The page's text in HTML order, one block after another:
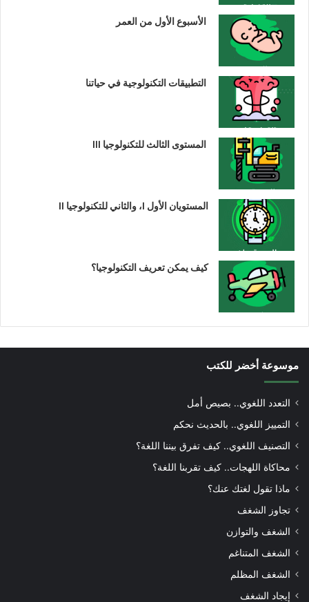
الأسبوع الأول من العمر
التطبيقات التكنولوجية في حياتنا
المستوى الثالث للتكنولوجيا III
المستويان الأول I، والثاني للتكنولوجيا II
كيف يمكن تعريف التكنولوجيا؟
موسوعة أخضر للكتب
التعدد اللغوي.. بصيص أمل
التمييز اللغوي.. بالحديث نحكم
التصنيف اللغوي.. كيف تفرق بيننا اللغة؟
محاكاة اللهجات.. كيف تقربنا اللغة؟
ماذا تقول لغتك عنك؟
تجاوز الشغف
الشغف والتوازن
الشغف المتناغم
الشغف المظلم
إيجاد الشغف